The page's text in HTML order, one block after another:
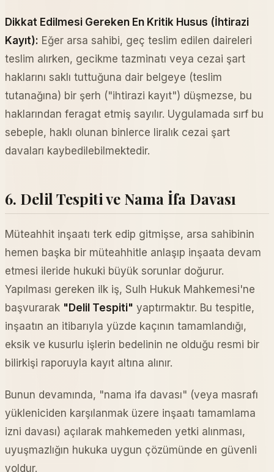
Dikkat Edilmesi Gereken En Kritik Husus (İhtirazi
Kayıt): Eğer arsa sahibi, geç teslim edilen daireleri
teslim alırken, gecikme tazminatı veya cezai şart
haklarını saklı tuttuğuna dair belgeye (teslim
tutanağına) bir şerh ("ihtirazi kayıt") düşmezse, bu
haklarından feragat etmiş sayılır. Uygulamada sırf bu
sebeple, haklı olunan binlerce liralık cezai şart
davaları kaybedilebilmektedir.
6. Delil Tespiti ve Nama İfa Davası
Müteahhit inşaatı terk edip gitmişse, arsa sahibinin
hemen başka bir müteahhitle anlaşıp inşaata devam
etmesi ileride hukuki büyük sorunlar doğurur.
Yapılması gereken ilk iş, Sulh Hukuk Mahkemesi'ne
başvurarak "Delil Tespiti" yaptırmaktır. Bu tespitle,
inşaatın an itibarıyla yüzde kaçının tamamlandığı,
eksik ve kusurlu işlerin bedelinin ne olduğu resmi bir
bilirkişi raporuyla kayıt altına alınır.
Bunun devamında, "nama ifa davası" (veya masrafı
yükleniciden karşılanmak üzere inşaatı tamamlama
izni davası) açılarak mahkemeden yetki alınması,
uyuşmazlığın hukuka uygun çözümünde en güvenli
yoldur.